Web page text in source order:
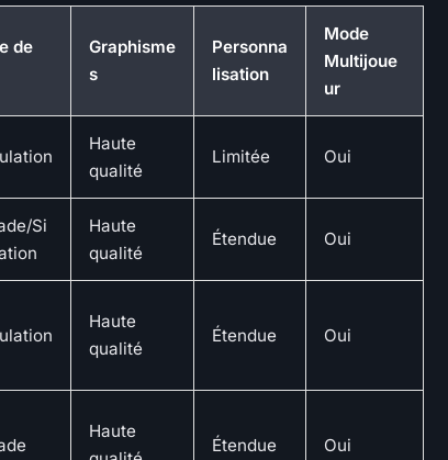
de
Graphisme
s
Personna
lisation
Mode
Multijoue
ur
Haute
qualité
Limitée Oui
Si
Haute
qualité
Étendue Oui
Haute
qualité
Étendue Oui
Haute
Étendue Oui